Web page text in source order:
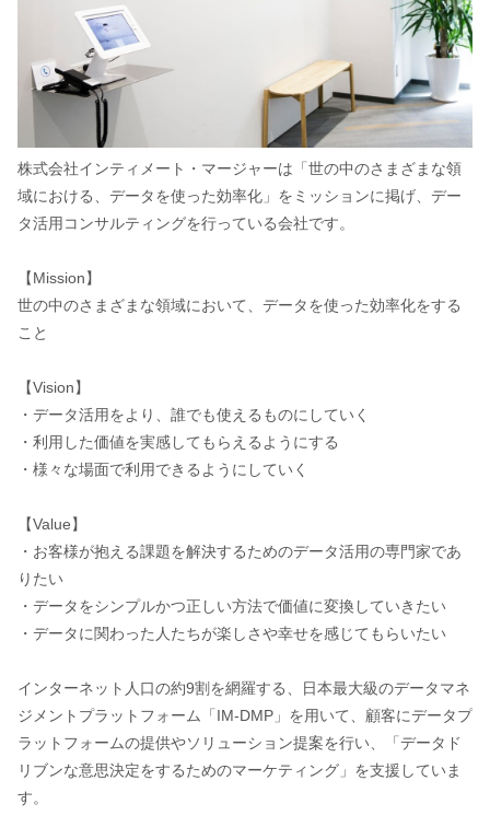
株式会社インティメート・マージャーは「世の中のさまざまな領
域における、データを使った効率化」をミッションに掲げ、デー
タ活用コンサルティングを行っている会社です。
【Mission】
世の中のさまざまな領域において、データを使った効率化をする
こと
【Vision】
・データ活用をより、誰でも使えるものにしていく
・利用した価値を実感してもらえるようにする
・様々な場面で利用できるようにしていく
【Value】
・お客様が抱える課題を解決するためのデータ活用の専門家であ
りたい
・データをシンプルかつ正しい方法で価値に変換していきたい
・データに関わった人たちが楽しさや幸せを感じてもらいたい
インターネット人口の約9割を網羅する、日本最大級のデータマネ
ジメントプラットフォーム「IM-DMP」を用いて、顧客にデータプ
ラットフォームの提供やソリューション提案を行い、「データド
リブンな意思決定をするためのマーケティング」を支援していま
す。